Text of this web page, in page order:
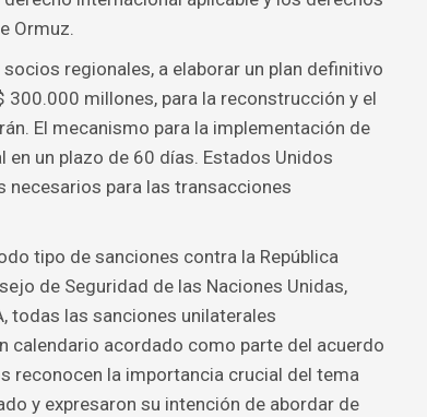
Ormuz.
regionales, a elaborar un plan definitivo
300.000 millones, para la reconstrucción y el
El mecanismo para la implementación de
un plazo de 60 días. Estados Unidos
necesarios para las transacciones
tipo de sanciones contra la República
de Seguridad de las Naciones Unidas,
todas las sanciones unilaterales
calendario acordado como parte del acuerdo
reconocen la importancia crucial del tema
y expresaron su intención de abordar de